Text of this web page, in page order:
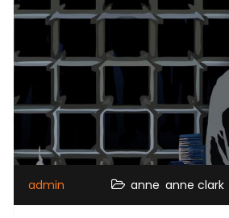
admin anne anne clark